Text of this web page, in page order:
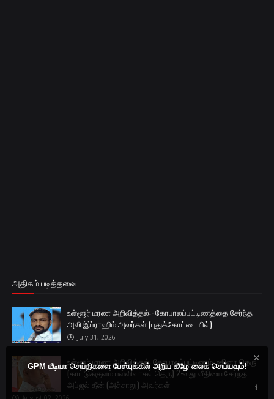
அதிகம் படித்தவை
உள்ளூர் மரண அறிவித்தல்:- கோபாலப்பட்டிணத்தை சேர்ந்த
அலி இப்ராஹிம் அவர்கள் (புதுக்கோட்டையில்)
July 31, 2026
உள்ளூர் மரண அறிவித்தல்: கோபாலப்பட்டிணம் மதினா தெரு
(காட்டுக்குளம் பள்ளிவாசல் தெரு) 2-வது வீதியை சேர்ந்த
அப்ஜல் தீன் (அச்சாலு) அவர்கள்
GPM மீடியா செய்திகளை பேஸ்புக்கில் அறிய கீழே லைக் செய்யவும்!